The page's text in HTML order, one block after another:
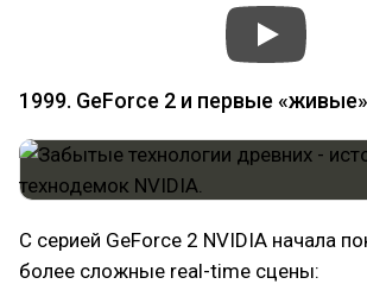
1999. GeForce 2 и первые
С серией GeForce 2 NVIDIA начала
более сложные real-time сцены: